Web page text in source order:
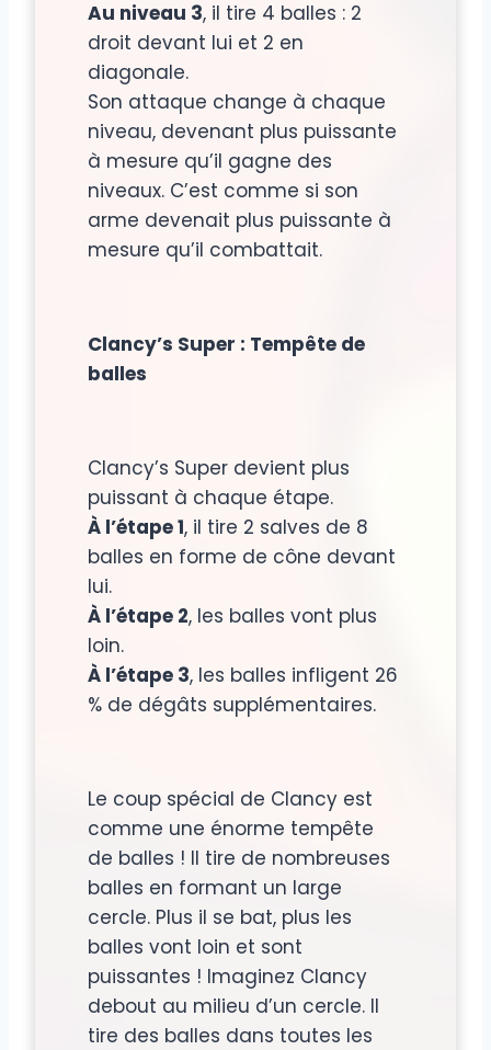
Au niveau 3, il tire 4 balles : 2
droit devant lui et 2 en
diagonale.
Son attaque change à chaque
niveau, devenant plus puissante
à mesure qu’il gagne des
niveaux. C’est comme si son
arme devenait plus puissante à
mesure qu’il combattait.
Clancy’s Super : Tempête de
balles
Clancy’s Super devient plus
puissant à chaque étape.
À l’étape 1, il tire 2 salves de 8
balles en forme de cône devant
lui.
À l’étape 2, les balles vont plus
loin.
À l’étape 3, les balles infligent 26
% de dégâts supplémentaires.
Le coup spécial de Clancy est
comme une énorme tempête
de balles ! Il tire de nombreuses
balles en formant un large
cercle. Plus il se bat, plus les
balles vont loin et sont
puissantes ! Imaginez Clancy
debout au milieu d’un cercle. Il
tire des balles dans toutes les